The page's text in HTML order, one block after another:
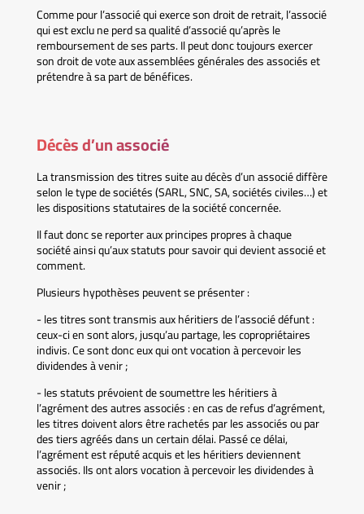
Comme pour l’associé qui exerce son droit de retrait, l’associé
qui est exclu ne perd sa qualité d’associé qu’après le
remboursement de ses parts. Il peut donc toujours exercer
son droit de vote aux assemblées générales des associés et
prétendre à sa part de bénéfices.
Décès d’un associé
La transmission des titres suite au décès d’un associé diffère
selon le type de sociétés (SARL, SNC, SA, sociétés civiles…) et
les dispositions statutaires de la société concernée.
Il faut donc se reporter aux principes propres à chaque
société ainsi qu’aux statuts pour savoir qui devient associé et
comment.
Plusieurs hypothèses peuvent se présenter :
- les titres sont transmis aux héritiers de l’associé défunt :
ceux-ci en sont alors, jusqu’au partage, les copropriétaires
indivis. Ce sont donc eux qui ont vocation à percevoir les
dividendes à venir ;
- les statuts prévoient de soumettre les héritiers à
l’agrément des autres associés : en cas de refus d’agrément,
les titres doivent alors être rachetés par les associés ou par
des tiers agréés dans un certain délai. Passé ce délai,
l’agrément est réputé acquis et les héritiers deviennent
associés. Ils ont alors vocation à percevoir les dividendes à
venir ;